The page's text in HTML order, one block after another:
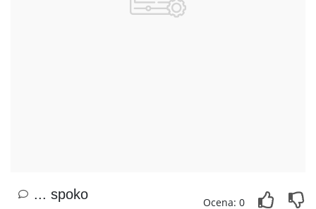
... spoko
Ocena: 0